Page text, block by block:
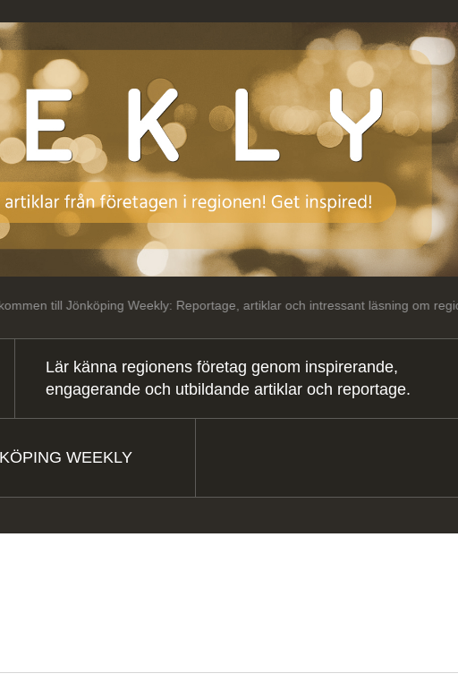
Weekly: Reportage, artiklar och intressant läsning om regionens
Lär känna regionens företag genom inspirerande,
engagerande och utbildande artiklar och reportage.
WEEKLY